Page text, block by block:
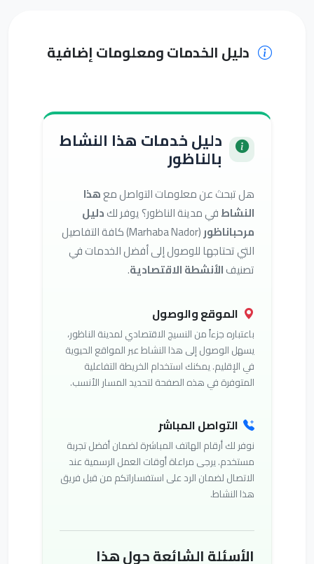
دليل الخدمات ومعلومات إضافية
دليل خدمات هذا النشاط
بالناظور
هل تبحث عن معلومات التواصل معهذا
النشاطفي مدينة الناظور؟ يوفر لكدليل
مرحباناظور
(Marhaba Nador) كافة التفاصيل
التي تحتاجها للوصول إلى أفضل الخدمات في
تصنيفالأنشطة الاقتصادية.
الموقع والوصول
باعتباره جزءاً من النسيج الاقتصادي لمدينة الناظور،
يسهل الوصول إلى هذا النشاط عبر المواقع الحيوية
في الإقليم. يمكنك استخدام الخريطة التفاعلية
المتوفرة في هذه الصفحة لتحديد المسار الأنسب.
التواصل المباشر
نوفر لك أرقام الهاتف المباشرة لضمان أفضل تجربة
مستخدم. يرجى مراعاة أوقات العمل الرسمية عند
الاتصال لضمان الرد على استفساراتكم من قبل فريق
هذا النشاط.
الأسئلة الشائعة حول هذا